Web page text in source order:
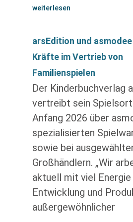
weiterlesen
arsEdition und
Kräfte im Vertrieb von
Familienspielen
Der Kinderbuchverlag
vertreibt sein
Anfang 2026 über
spezialisierten
sowie bei
Großhändlern. „Wir
aktuell mit viel Energie
Entwicklung und
außergewöhnlicher